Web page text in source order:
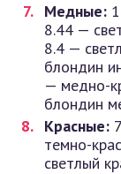
Медные:
8.44 —
8.4 —
блондин
— медно-
блондин
Красные:
темно-
светлый